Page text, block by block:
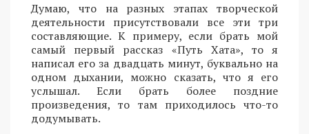
Думаю, что на разных этапах творческой
деятельности присутствовали все эти три
составляющие. К примеру, если брать мой
самый первый рассказ «Путь Хата», то я
написал его за двадцать минут, буквально на
одном дыхании, можно сказать, что я его
услышал. Если брать более поздние
произведения, то там приходилось что-то
додумывать.